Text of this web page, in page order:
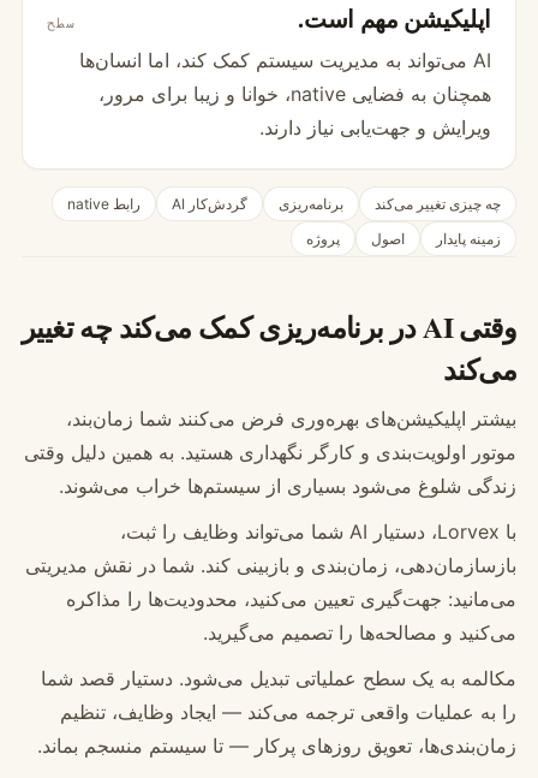
اپلیکیشن مهم است. سطح
AI می‌تواند به مدیریت سیستم کمک کند، اما انسان‌ها
همچنان به فضایی native، خوانا و زیبا برای مرور،
ویرایش و جهت‌یابی نیاز دارند.
چه چیزی تغییر می‌کند برنامه‌ریزی گردش‌کار AI
رابط native
زمینه پایدار
اصول پروژه
وقتی AI در برنامه‌ریزی کمک می‌کند چه تغییر
می‌کند
بیشتر اپلیکیشن‌های بهره‌وری فرض می‌کنند شما زمان‌بند،
موتور اولویت‌بندی و کارگر نگهداری هستید. به همین دلیل وقتی
زندگی شلوغ می‌شود بسیاری از سیستم‌ها خراب می‌شوند.
با Lorvex، دستیار AI شما می‌تواند وظایف را ثبت،
بازسازمان‌دهی، زمان‌بندی و بازبینی کند. شما در نقش مدیریتی
می‌مانید: جهت‌گیری تعیین می‌کنید، محدودیت‌ها را مذاکره
می‌کنید و مصالحه‌ها را تصمیم می‌گیرید.
مکالمه به یک سطح عملیاتی تبدیل می‌شود. دستیار قصد شما
را به عملیات واقعی ترجمه می‌کند — ایجاد وظایف، تنظیم
زمان‌بندی‌ها، تعویق روزهای پرکار — تا سیستم منسجم بماند.